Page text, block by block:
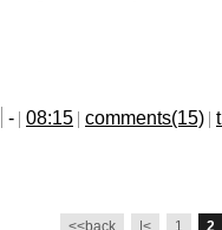
- 08:15 comments(15)
<<back |< 1 2